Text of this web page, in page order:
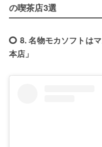
の喫茶店3選
8. 名物モカソフトは
本店」